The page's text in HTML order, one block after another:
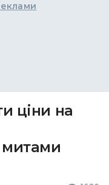
ціни на
митами